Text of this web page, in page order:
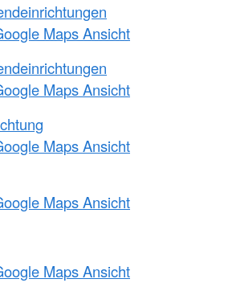
Maps Ansicht
Maps Ansicht
Maps Ansicht
Maps Ansicht
Maps Ansicht